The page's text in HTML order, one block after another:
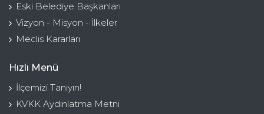
Eski Belediye Başkanları
Vizyon - Misyon - İlkeler
Meclis Kararları
Hızlı Menü
İlçemizi Tanıyın!
KVKK Aydınlatma Metni